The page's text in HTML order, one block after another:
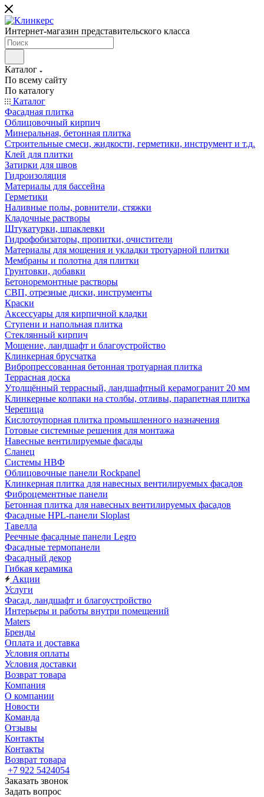
Интернет-магазин представительского класса
Каталог
По всему сайту
По каталогу
Каталог
Фасадная плитка
Облицовочный кирпич
Минеральная, бетонная плитка
Строительные смеси, жидкости, герметики, инструмент и т.д.
Клей для плитки
Затирки для швов
Гидроизоляция
Материалы для бассейна
Герметики
Наливные полы, ровнители, стяжки
Кладочные растворы
Штукатурки, шпаклевки
Гидрофобизаторы, пропитки, очистители
Материалы для мощения и укладки тротуарной плитки
Мембраны и полотна для плитки
Грунтовки, добавки
Бетоноремонтные растворы
СВП, отрезные диски, инструменты
Краски
Аксессуары для кирпичной кладки
Ступени и напольная плитка
Cтеклянный кирпич
Мощение, ландшафт и благоустройство
Клинкерная брусчатка
Вибропрессованная бетонная тротуарная плитка
Террасная доска
Утолщённый террасный, ландшафтный керамогранит 20 мм
Клинкерные колпаки на столбы, отливы, парапетная плитка
Черепица
Кислотоупорная плитка промышленного назначения
Готовые системные решения для монтажа
Навесные вентилируемые фасады
Сланец
Системы НВФ
Облицовочные панели Rockpanel
Клинкерная плитка для навесных вентилируемых фасадов
Фиброцементные панели
Бетонная плитка для навесных вентилируемых фасадов
Фасадные HPL-панели Sloplast
Тавелла
Реечные фасадные панели Legro
Фасадные термопанели
Фасадный декор
Гибкая керамика
Акции
Услуги
Фасад, ландшафт и благоустройство
Интерьеры и работы внутри помещений
Maters
Бренды
Оплата и доставка
Условия оплаты
Условия доставки
Возврат товара
Компания
О компании
Новости
Команда
Отзывы
Контакты
Контакты
Возврат товара
+7 922 5424054
Заказать звонок
Задать вопрос